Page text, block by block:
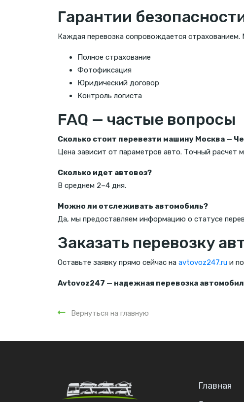
Гарантии
Каждая перевозка сопровождается
Полное страхование
Фотофиксация
Юридический договор
Контроль логиста
FAQ — частые вопросы
Сколько стоит перевезти машину Москва —
Цена зависит от параметров авто. Точный расчет
Сколько идет автовоз?
В среднем 2–4 дня.
Можно ли отслеживать автомобиль?
Да, мы предоставляем информацию о статусе
Заказать перевозку
Оставьте заявку прямо сейчас на avtovoz247.ru и
Avtovoz247 — надежная перевозка
Вернуться на главную
Главная